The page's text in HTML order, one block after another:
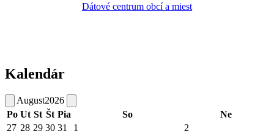
Dátové centrum obcí a miest
Kalendár
August2026
Po Ut St Št Pia So
Ne
27 28 29 30 31 1 2